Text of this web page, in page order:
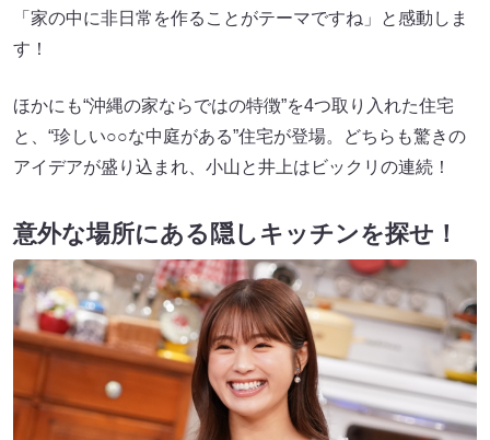
「家の中に非日常を作ることがテーマですね」と感動しま
す！
ほかにも“沖縄の家ならではの特徴”を4つ取り入れた住宅
と、“珍しい○○な中庭がある”住宅が登場。どちらも驚きの
アイデアが盛り込まれ、小山と井上はビックリの連続！
意外な場所にある隠しキッチンを探せ！